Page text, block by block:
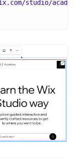
studio/